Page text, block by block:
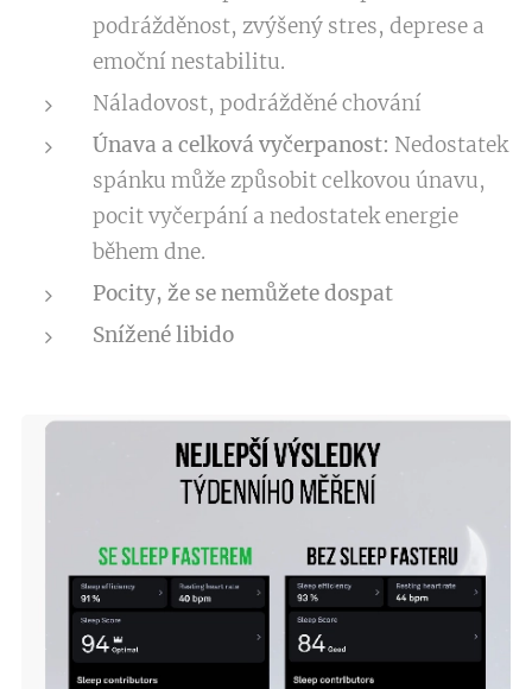
podrážděnost, zvýšený stres, deprese a
emoční nestabilitu.
Náladovost, podrážděné chování
Únava a celková vyčerpanost: Nedostatek
spánku může způsobit celkovou únavu,
pocit vyčerpání a nedostatek energie
během dne.
Pocity, že se nemůžete dospat
Snížené libido